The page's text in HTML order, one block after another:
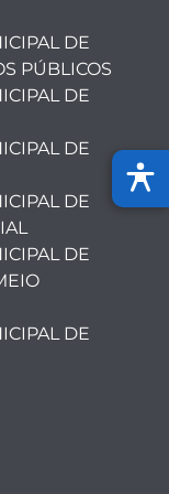
DE
PÚBLICOS
DE
DE
DE
DE
DE